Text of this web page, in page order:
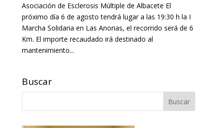
Asociación de Esclerosis Múltiple de Albacete El
próximo día 6 de agosto tendrá lugar a las 19:30 h la I
Marcha Solidaria en Las Anorias, el recorrido será de 6
Km. El importe recaudado irá destinado al
mantenimiento...
Buscar